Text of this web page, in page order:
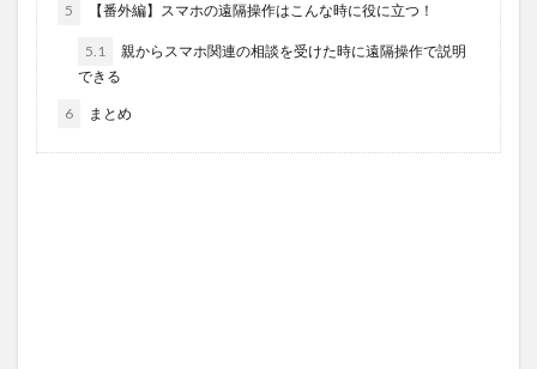
5 【番外編】スマホの遠隔操作はこんな時に役に立つ！
5.1
親からスマホ関連の相談を受けた時に遠隔操作で説明
できる
6 まとめ